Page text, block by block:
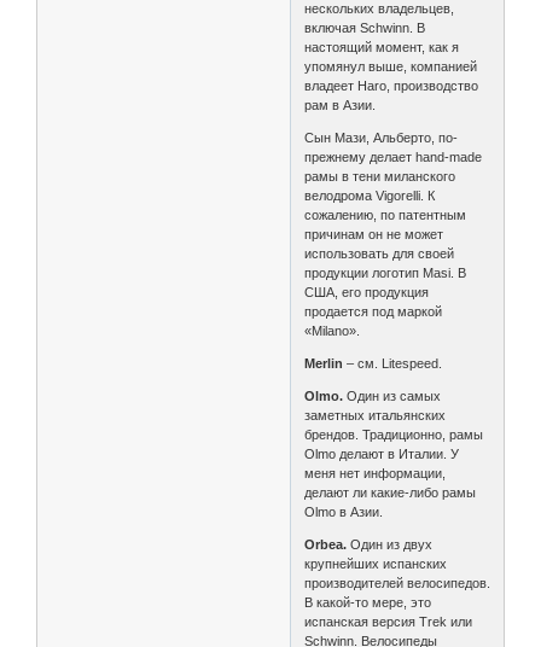
нескольких владельцев,
включая Schwinn. В
настоящий момент, как я
упомянул выше, компанией
владеет Haro, производство
рам в Азии.
Сын Мази, Альберто, по-
прежнему делает hand-made
рамы в тени миланского
велодрома Vigorelli. К
сожалению, по патентным
причинам он не может
использовать для своей
продукции логотип Masi. В
США, его продукция
продается под маркой
«Milano».
Merlin – см. Litespeed.
Olmo. Один из самых
заметных итальянских
брендов. Традиционно, рамы
Olmo делают в Италии. У
меня нет информации,
делают ли какие-либо рамы
Olmo в Азии.
Orbea. Один из двух
крупнейших испанских
производителей велосипедов.
В какой-то мере, это
испанская версия Trek или
Schwinn. Велосипеды